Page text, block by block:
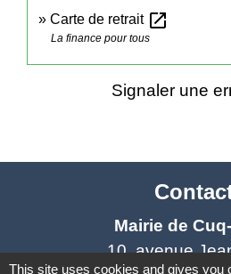
Carte de retrait open_in_new
La finance pour tous
Signaler une
Mairie de
10, avenue
This site uses cookies and gives you